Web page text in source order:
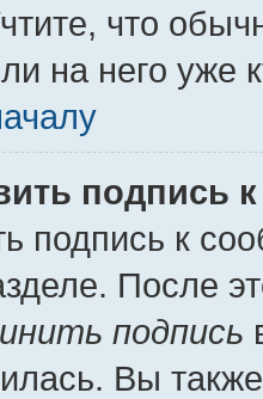
что
на него уже
подпись
подпись к
После
подпись
Вы